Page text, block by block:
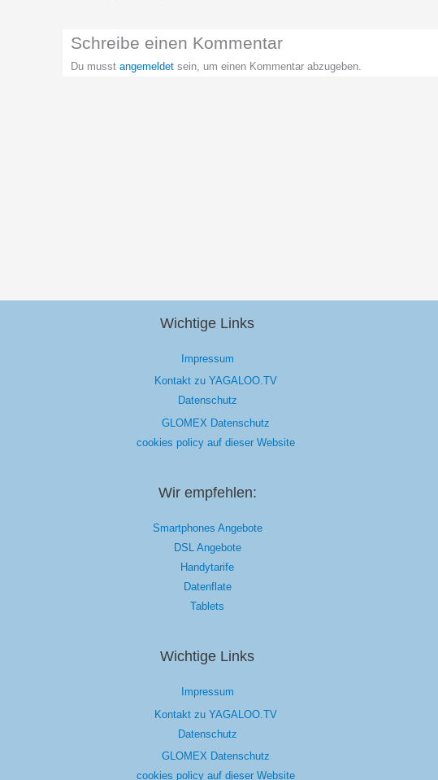
Schreibe einen Kommentar
Du musst angemeldet sein, um einen Kommentar abzugeben.
Wichtige Links
Impressum
Kontakt zu YAGALOO.TV
Datenschutz
GLOMEX Datenschutz
cookies policy auf dieser Website
Wir empfehlen:
Smartphones Angebote
DSL Angebote
Handytarife
Datenflate
Tablets
Wichtige Links
Impressum
Kontakt zu YAGALOO.TV
Datenschutz
GLOMEX Datenschutz
cookies policy auf dieser Website